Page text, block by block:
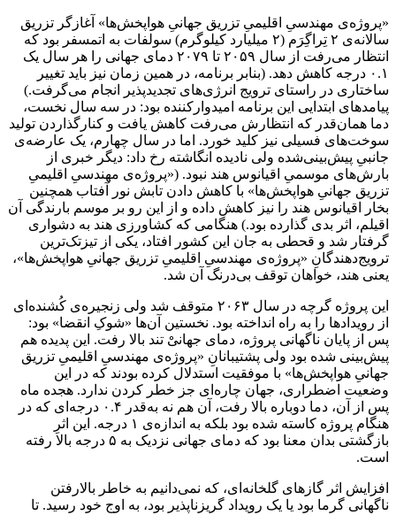
«پروژه‌ی مهندسیِ اقلیمیِ تزریق جهانیِ هواپخش‌ها» آغازگر تزریق
سالانه‌ی ۲ تِراگِرَم (۲ میلیارد کیلوگرم) سولفات به اتمسفر بود که
انتظار می‌رفت از سال ۲۰۵۹ تا ۲۰۷۹ دمای جهانی را هر سال یک
۰.۱ درجه‌ کاهش دهد. (بنابر برنامه، در همین زمان نیز باید تغییر
ساختاری در راستای ترویج انرژی‌های تجدیدپذیر انجام می‌گرفت.)
پیامدهای ابتدایی این برنامه امیدوارکننده بود: در سه سال نخست،
دما همان‌قدر که انتظارش می‌رفت کاهش یافت و کنارگذاردن تولید
سوخت‌های فسیلی نیز کلید خورد. اما در سال چهارم، یک عارضه‌ی
جانبیِ پیش‌بینی‌شده ولی نادیده انگاشته رخ داد: دیگر خبری از
بارش‌های موسمیِ اقیانوس هند نبود. («پروژه‌ی مهندسیِ اقلیمیِ
تزریق جهانیِ هواپخش‌ها» با کاهش دادن تابش نور آفتاب همچنین
بخار اقیانوس هند را نیز کاهش داده و از این رو بر موسم بارندگی آن
اقیلم، اثر بدی گذارده بود.) هنگامی که کشاورزی هند به دشواری
گرفتار شد و قحطی به جان این کشور افتاد، یکی از تیزتک‌ترین
ترویج‌دهندگانِ «پروژه‌ی مهندسیِ اقلیمیِ تزریق جهانیِ هواپخش‌ها»،
یعنی هند، خواهان توقف بی‌درنگ آن شد.
این پروژه گرچه در سال ۲۰۶۳ متوقف شد ولی زنجیره‌ی کُشنده‌ای
از رویدادها را به راه انداخته بود. نخستین آن‌ها «شوکِ انقضا» بود:
پس از پایان ناگهانی پروژه، دمای جهانیْ تند بالا رفت. این پدیده هم
پیش‌بینی شده بود ولی پشتیبانانِ «پروژه‌ی مهندسیِ اقلیمیِ تزریق
جهانیِ هواپخش‌ها» با موفقیت استدلال کرده بودند که در این
وضعیت اضطراری، جهان چاره‌ای جز خطر کردن ندارد. هجده ماه
پس از آن، دما دوباره بالا رفت، آن هم نه به‌قدر ۰.۴ درجه‌ای که در
هنگام پروژه کاسته شده بود بلکه به اندازه‌ی ۱ درجه. این اثرِ
بازگشتی بدان معنا بود که دمای جهانی نزدیک به ۵ درجه بالا رفته
است.
افزایش اثر گازهای گلخانه‌ای، که نمی‌دانیم به خاطر بالارفتن
ناگهانی گرما بود یا یک رویداد گریزناپذیر بود، به اوج خود رسید. تا